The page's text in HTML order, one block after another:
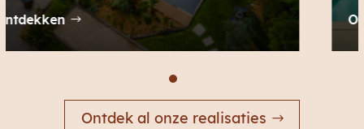
Ontdekken
Ontdek al onze realisaties